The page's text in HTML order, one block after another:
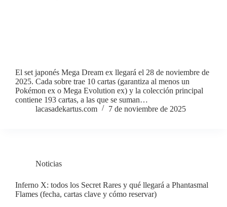
El set japonés Mega Dream ex llegará el 28 de noviembre de
2025. Cada sobre trae 10 cartas (garantiza al menos un
Pokémon ex o Mega Evolution ex) y la colección principal
contiene 193 cartas, a las que se suman…
lacasadekartus.com
7 de noviembre de 2025
Noticias
Inferno X: todos los Secret Rares y qué llegará a Phantasmal
Flames (fecha, cartas clave y cómo reservar)